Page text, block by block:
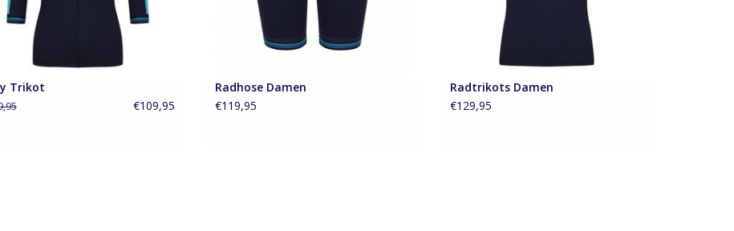
Trikot
€109,95
Radhose Damen
€119,95
Radtrikots Damen
€129,95